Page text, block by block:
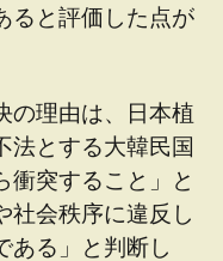
ると評価した点が
の理由は、日本植
法とする大韓民国
衝突すること」と
社会秩序に違反し
ある」と判断し